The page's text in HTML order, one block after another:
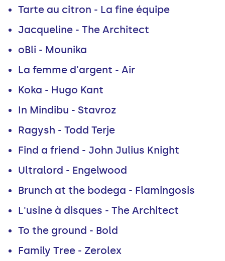
Tarte au citron - La fine équipe
Jacqueline - The Architect
oBli - Mounika
La femme d'argent - Air
Koka - Hugo Kant
In Mindibu - Stavroz
Ragysh - Todd Terje
Find a friend - John Julius Knight
Ultralord - Engelwood
Brunch at the bodega - Flamingosis
L'usine à disques - The Architect
To the ground - Bold
Family Tree - Zerolex